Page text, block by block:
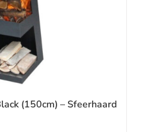
(150cm) – Sfeerhaard